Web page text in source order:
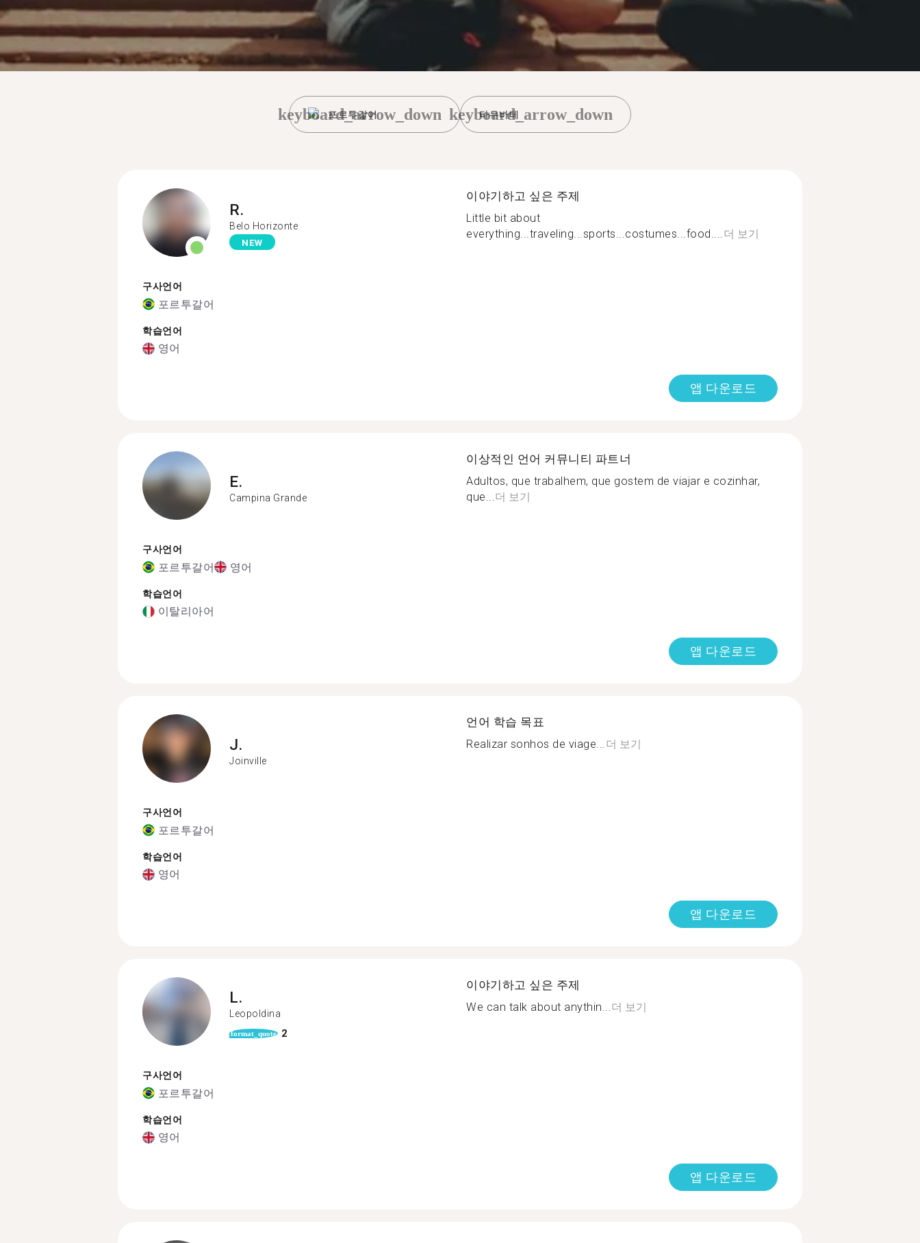
포르투갈어
keyboard_arrow_down 타우바테
keyboard_arrow_down
R.
Belo Horizonte
NEW
구사언어
포르투갈어
학습언어
영어
이야기하고 싶은 주제
Little bit about
everything...traveling...sports...costumes...food....더 보기
앱 다운로드
E.
Campina Grande
구사언어
포르투갈어 영어
학습언어
이탈리아어
이상적인 언어 커뮤니티 파트너
Adultos, que trabalhem, que gostem de viajar e cozinhar,
que...더 보기
앱 다운로드
J.
Joinville
구사언어
포르투갈어
학습언어
영어
언어 학습 목표
Realizar sonhos de viage...더 보기
앱 다운로드
L.
Leopoldina
format_quote 2
구사언어
포르투갈어
학습언어
영어
이야기하고 싶은 주제
We can talk about anythin...더 보기
앱 다운로드